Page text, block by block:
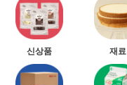
신상품 재료